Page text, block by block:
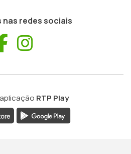
nas redes sociais
Facebook
RTP Play